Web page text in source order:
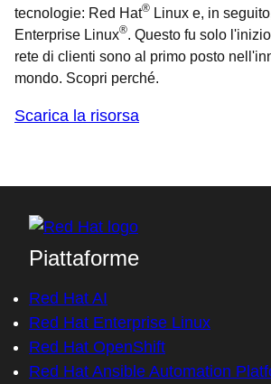
tecnologie: Red Hat® Linux e, in
Enterprise Linux®. Questo fu solo
rete di clienti sono al primo posto
mondo. Scopri perché.
Scarica la risorsa
Piattaforme
Red Hat AI
Red Hat Enterprise Linux
Red Hat OpenShift
Red Hat Ansible Automation